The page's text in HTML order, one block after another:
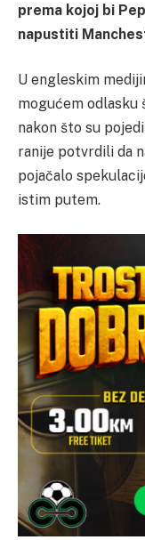
prema kojoj bi
napustiti
U engleskim
mogućem odlasku
nakon što su
ranije potvrdili da
pojačalo
istim putem.